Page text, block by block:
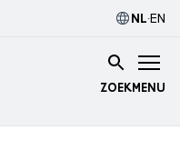
NL·EN
ZOEKMENU